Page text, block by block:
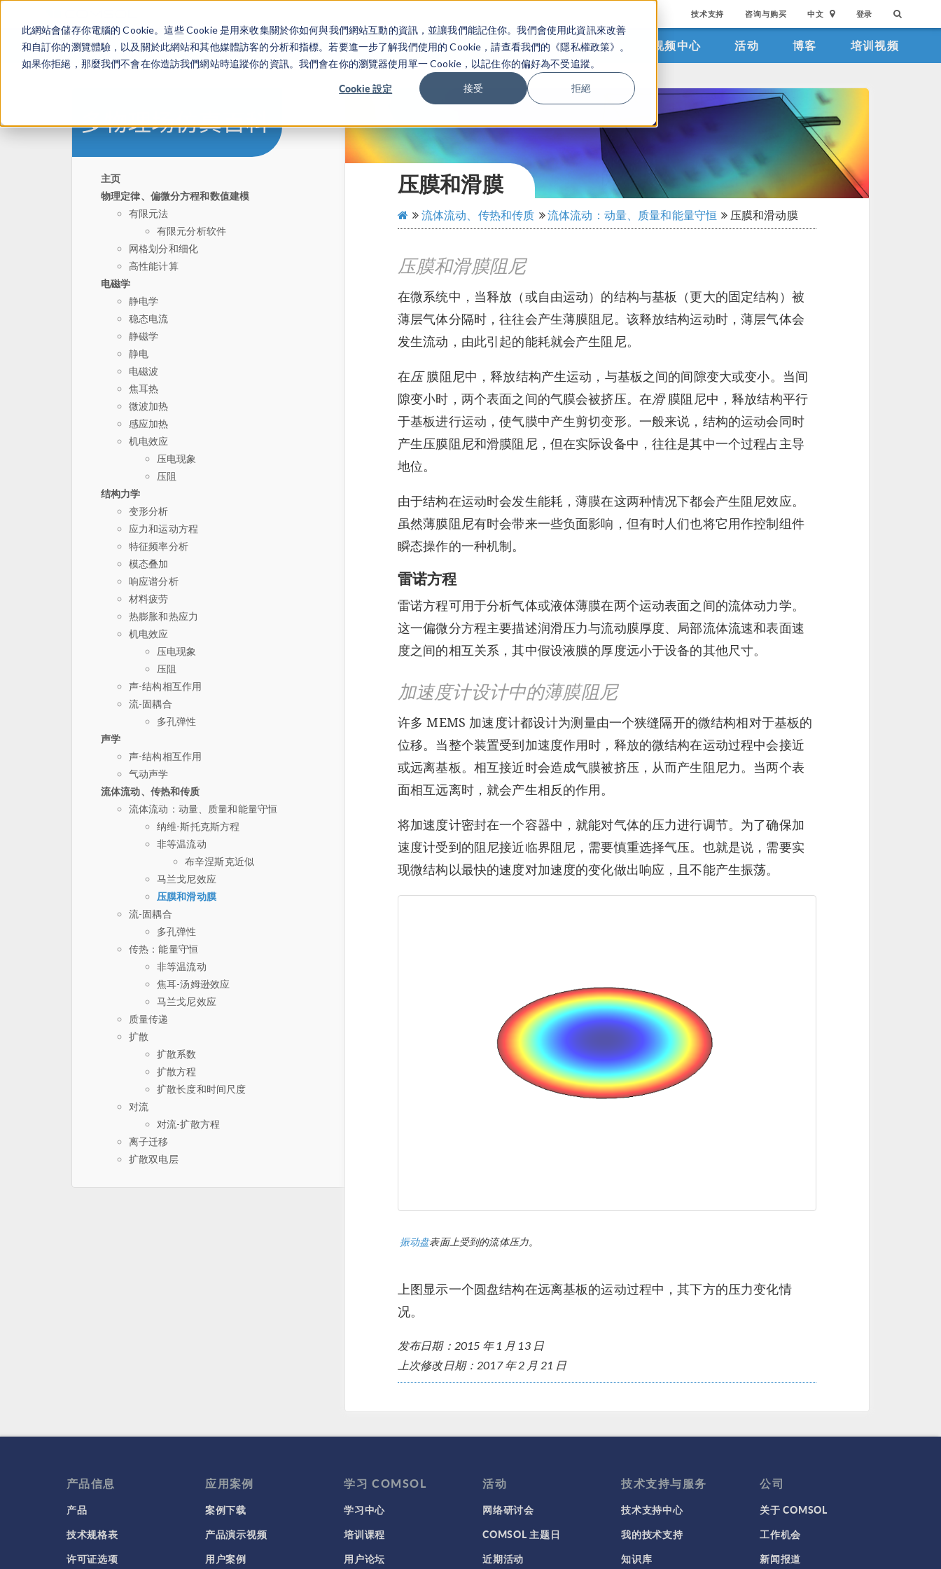
此網站會儲存你電腦的 Cookie。這些 Cookie 是用來收集關於你如何與我們網站互動的資訊，並讓我們能記住你。我們會使用此資訊來改善
和自訂你的瀏覽體驗，以及關於此網站和其他媒體訪客的分析和指標。若要進一步了解我們使用的 Cookie，請查看我們的《隱私權政策》。
如果你拒絕，那麼我們不會在你造訪我們網站時追蹤你的資訊。我們會在你的瀏覽器使用單一 Cookie，以記住你的偏好為不受追蹤。
Cookie 設定 接受 拒絕
技术支持 咨询与购买 中文 登录
产品 行业应用 视频中心 活动 博客 培训视频
主页
物理定律、偏微分方程和数值建模
有限元法
有限元分析软件
网格划分和细化
高性能计算
电磁学
静电学
稳态电流
静磁学
静电
电磁波
焦耳热
微波加热
感应加热
机电效应
压电现象
压阻
结构力学
变形分析
应力和运动方程
特征频率分析
模态叠加
响应谱分析
材料疲劳
热膨胀和热应力
机电效应
压电现象
压阻
声-结构相互作用
流-固耦合
多孔弹性
声学
声-结构相互作用
气动声学
流体流动、传热和传质
流体流动：动量、质量和能量守恒
纳维-斯托克斯方程
非等温流动
布辛涅斯克近似
马兰戈尼效应
压膜和滑动膜
流-固耦合
多孔弹性
传热：能量守恒
非等温流动
焦耳-汤姆逊效应
马兰戈尼效应
质量传递
扩散
扩散系数
扩散方程
扩散长度和时间尺度
对流
对流-扩散方程
离子迁移
扩散双电层
压膜和滑膜
流体流动、传热和传质 流体流动：动量、质量和能量守恒 压膜和滑动膜
压膜和滑膜阻尼
在微系统中，当释放（或自由运动）的结构与基板（更大的固定结构）被
薄层气体分隔时，往往会产生薄膜阻尼。该释放结构运动时，薄层气体会
发生流动，由此引起的能耗就会产生阻尼。
在压膜阻尼中，释放结构产生运动，与基板之间的间隙变大或变小。当间
隙变小时，两个表面之间的气膜会被挤压。在滑膜阻尼中，释放结构平行
于基板进行运动，使气膜中产生剪切变形。一般来说，结构的运动会同时
产生压膜阻尼和滑膜阻尼，但在实际设备中，往往是其中一个过程占主导
地位。
由于结构在运动时会发生能耗，薄膜在这两种情况下都会产生阻尼效应。
虽然薄膜阻尼有时会带来一些负面影响，但有时人们也将它用作控制组件
瞬态操作的一种机制。
雷诺方程
雷诺方程可用于分析气体或液体薄膜在两个运动表面之间的流体动力学。
这一偏微分方程主要描述润滑压力与流动膜厚度、局部流体流速和表面速
度之间的相互关系，其中假设液膜的厚度远小于设备的其他尺寸。
加速度计设计中的薄膜阻尼
许多 MEMS 加速度计都设计为测量由一个狭缝隔开的微结构相对于基板的
位移。当整个装置受到加速度作用时，释放的微结构在运动过程中会接近
或远离基板。相互接近时会造成气膜被挤压，从而产生阻尼力。当两个表
面相互远离时，就会产生相反的作用。
将加速度计密封在一个容器中，就能对气体的压力进行调节。为了确保加
速度计受到的阻尼接近临界阻尼，需要慎重选择气压。也就是说，需要实
现微结构以最快的速度对加速度的变化做出响应，且不能产生振荡。
振动盘表面上受到的流体压力。
上图显示一个圆盘结构在远离基板的运动过程中，其下方的压力变化情
况。
发布日期：2015 年 1 月 13 日
上次修改日期：2017 年 2 月 21 日
产品信息
产品
技术规格表
许可证选项
应用案例
案例下载
产品演示视频
用户案例
学习 COMSOL
学习中心
培训课程
用户论坛
活动
网络研讨会
COMSOL 主题日
近期活动
技术支持与服务
技术支持中心
我的技术支持
知识库
公司
关于 COMSOL
工作机会
新闻报道